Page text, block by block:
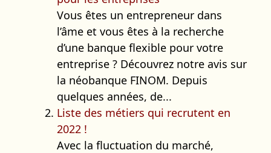
Vous êtes un entrepreneur dans
l’âme et vous êtes à la recherche
d’une banque flexible pour votre
entreprise ? Découvrez notre avis sur
la néobanque FINOM. Depuis
quelques années, de...
Liste des métiers qui recrutent en
2022 !
Avec la fluctuation du marché,